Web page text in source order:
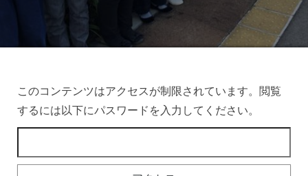
このコンテンツはアクセスが制限されています。閲覧
するには以下にパスワードを入力してください。